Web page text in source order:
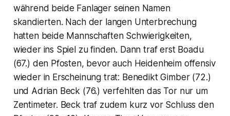
während beide Fanlager seinen Namen
skandierten. Nach der langen Unterbrechung
hatten beide Mannschaften Schwierigkeiten,
wieder ins Spiel zu finden. Dann traf erst Boadu
(67.) den Pfosten, bevor auch Heidenheim offensiv
wieder in Erscheinung trat: Benedikt Gimber (72.)
und Adrian Beck (76.) verfehlten das Tor nur um
Zentimeter. Beck traf zudem kurz vor Schluss den